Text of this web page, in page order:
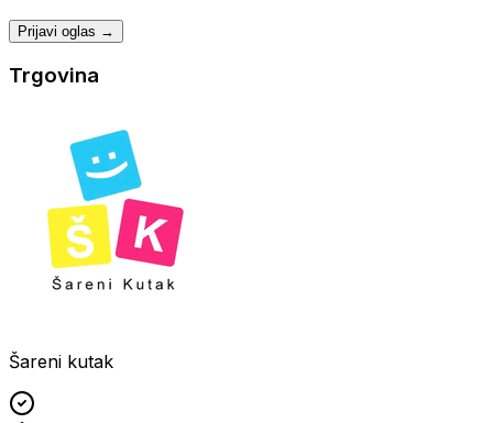
Prijavi oglas →
Trgovina
Šareni kutak